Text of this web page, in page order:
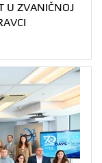
U ZVANIČNOJ